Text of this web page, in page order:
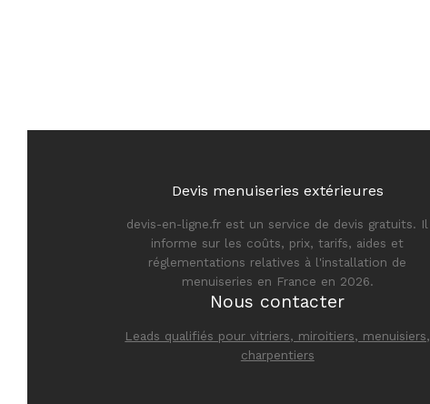
Devis menuiseries extérieures
devis-en-ligne.fr est un service de devis gratuits. Il
informe sur les coûts, prix, tarifs, aides et
réglementations relatives à l'installation de
menuiseries en France en 2026.
Nous contacter
Leads qualifiés pour vitriers, miroitiers, menuisiers,
charpentiers